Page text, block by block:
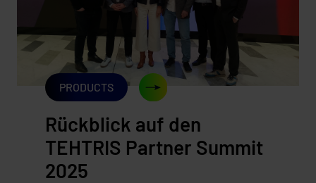
PRODUCTS
Rückblick auf den
TEHTRIS Partner Summit
2025